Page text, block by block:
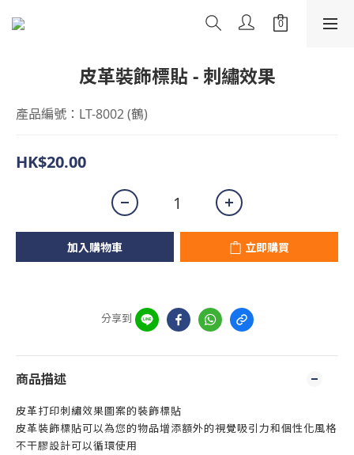
皮革裝飾標貼 - 刺繡效果
產品編號：LT-8002 (鶴)
HK$20.00
加入購物車 立即購買
分享到
商品描述
皮革打印刺繡效果圖案的裝飾標貼
皮革裝飾標貼可以為您的物品增添額外的視覺吸引力和個性化風格
不干膠設計可以循環使用